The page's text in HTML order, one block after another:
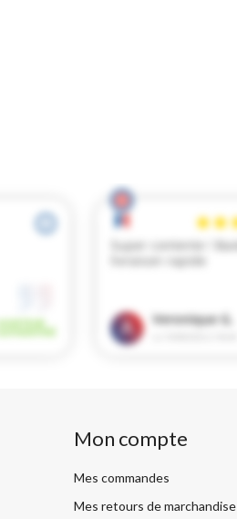
Mon compte
Mes commandes
Mes retours de marchandise